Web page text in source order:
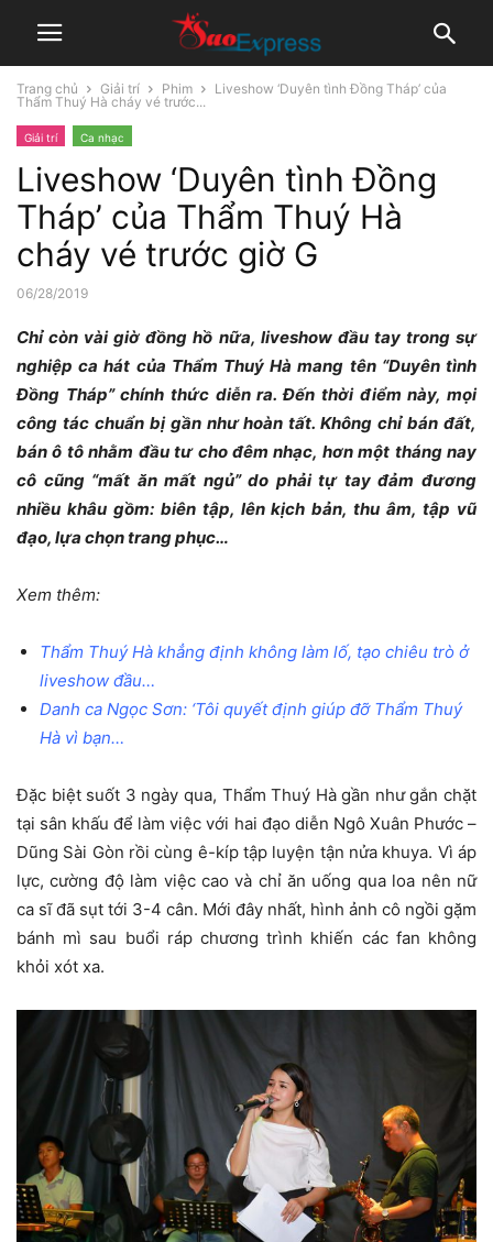
Trang chủ Giải trí Phim
Liveshow ‘Duyên tình Đồng Tháp’ của
Thẩm Thuý Hà cháy vé trước...
Giải trí Ca nhạc
Liveshow ‘Duyên tình Đồng
Tháp’ của Thẩm Thuý Hà
cháy vé trước giờ G
06/28/2019
Chỉ còn vài giờ đồng hồ nữa, liveshow đầu tay trong sự
nghiệp ca hát của Thẩm Thuý Hà mang tên “Duyên tình
Đồng Tháp” chính thức diễn ra. Đến thời điểm này, mọi
công tác chuẩn bị gần như hoàn tất. Không chỉ bán đất,
bán ô tô nhằm đầu tư cho đêm nhạc, hơn một tháng nay
cô cũng “mất ăn mất ngủ” do phải tự tay đảm đương
nhiều khâu gồm: biên tập, lên kịch bản, thu âm, tập vũ
đạo, lựa chọn trang phục…
Xem thêm:
Thẩm Thuý Hà khẳng định không làm lố, tạo chiêu trò ở
liveshow đầu…
Danh ca Ngọc Sơn: ‘Tôi quyết định giúp đỡ Thẩm Thuý
Hà vì bạn…
Đặc biệt suốt 3 ngày qua, Thẩm Thuý Hà gần như gắn chặt
tại sân khấu để làm việc với hai đạo diễn Ngô Xuân Phước –
Dũng Sài Gòn rồi cùng ê-kíp tập luyện tận nửa khuya. Vì áp
lực, cường độ làm việc cao và chỉ ăn uống qua loa nên nữ
ca sĩ đã sụt tới 3-4 cân. Mới đây nhất, hình ảnh cô ngồi gặm
bánh mì sau buổi ráp chương trình khiến các fan không
khỏi xót xa.